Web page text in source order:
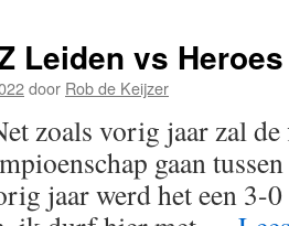
Leiden vs
door Rob de Keijzer
zoals vorig jaar zal
gaan
jaar werd het een 3-